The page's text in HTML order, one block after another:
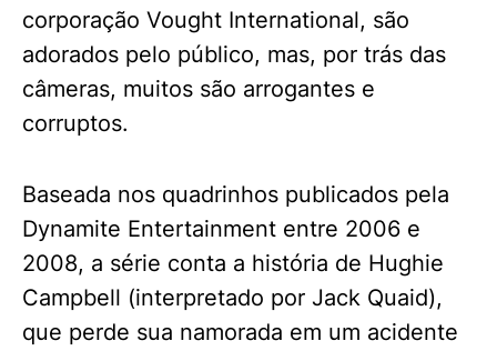
corporação Vought International, são
adorados pelo público, mas, por trás das
câmeras, muitos são arrogantes e
corruptos.
Baseada nos quadrinhos publicados pela
Dynamite Entertainment entre 2006 e
2008, a série conta a história de Hughie
Campbell (interpretado por Jack Quaid),
que perde sua namorada em um acidente